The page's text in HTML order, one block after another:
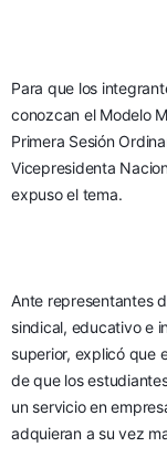
Para que los
conozcan el Modelo
Primera Sesión
Vicepresidenta
expuso el tema.
Ante representantes
sindical, educativo e
superior, explicó que
de que los
un servicio en
adquieran a su vez